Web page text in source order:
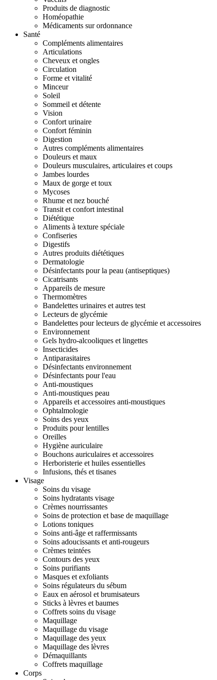
Produits de diagnostic
Homéopathie
Médicaments sur ordonnance
Santé
Compléments alimentaires
Articulations
Cheveux et ongles
Circulation
Forme et vitalité
Minceur
Soleil
Sommeil et détente
Vision
Confort urinaire
Confort féminin
Digestion
Autres compléments alimentaires
Douleurs et maux
Douleurs musculaires, articulaires et coups
Jambes lourdes
Maux de gorge et toux
Mycoses
Rhume et nez bouché
Transit et confort intestinal
Diététique
Aliments à texture spéciale
Confiseries
Digestifs
Autres produits diététiques
Dermatologie
Désinfectants pour la peau (antiseptiques)
Cicatrisants
Appareils de mesure
Thermomètres
Bandelettes urinaires et autres test
Lecteurs de glycémie
Bandelettes pour lecteurs de glycémie et accessoires
Environnement
Gels hydro-alcooliques et lingettes
Insecticides
Antiparasitaires
Désinfectants environnement
Désinfectants pour l'eau
Anti-moustiques
Anti-moustiques peau
Appareils et accessoires anti-moustiques
Ophtalmologie
Soins des yeux
Produits pour lentilles
Oreilles
Hygiène auriculaire
Bouchons auriculaires et accessoires
Herboristerie et huiles essentielles
Infusions, thés et tisanes
Visage
Soins du visage
Soins hydratants visage
Crèmes nourrissantes
Soins de protection et base de maquillage
Lotions toniques
Soins anti-âge et raffermissants
Soins adoucissants et anti-rougeurs
Crèmes teintées
Contours des yeux
Soins purifiants
Masques et exfoliants
Soins régulateurs du sébum
Eaux en aérosol et brumisateurs
Sticks à lèvres et baumes
Coffrets soins du visage
Maquillage
Maquillage du visage
Maquillage des yeux
Maquillage des lèvres
Démaquillants
Coffrets maquillage
Corps